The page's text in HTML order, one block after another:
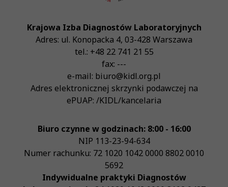
Krajowa Izba Diagnostów Laboratoryjnych
Adres: ul. Konopacka 4, 03-428 Warszawa
tel.: +48 22 741 21 55
fax: ---
e-mail: biuro@kidl.org.pl
Adres elektronicznej skrzynki podawczej na
ePUAP: /KIDL/kancelaria
Biuro czynne w godzinach: 8:00 - 16:00
NIP 113-23-94-634
Numer rachunku: 72 1020 1042 0000 8802 0010
5692
Indywidualne praktyki Diagnostów